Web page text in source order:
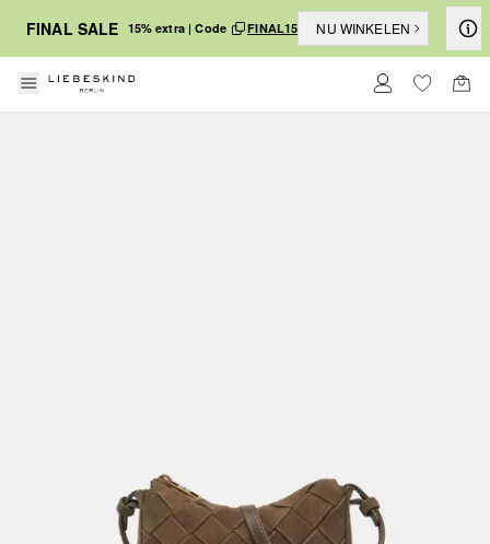
FINAL SALE 15% extra | Code FINAL15 NU WINKELEN